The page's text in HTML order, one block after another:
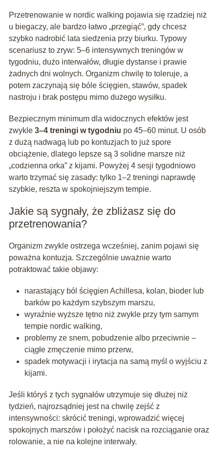
Przetrenowanie w nordic walking pojawia się rzadziej niż
u biegaczy, ale bardzo łatwo „przegiąć”, gdy chcesz
szybko nadrobić lata siedzenia przy biurku. Typowy
scenariusz to zryw: 5–6 intensywnych treningów w
tygodniu, dużo interwałów, długie dystanse i prawie
żadnych dni wolnych. Organizm chwilę to toleruje, a
potem zaczynają się bóle ścięgien, stawów, spadek
nastroju i brak postępu mimo dużego wysiłku.
Bezpiecznym minimum dla widocznych efektów jest
zwykle 3–4 treningi w tygodniu po 45–60 minut. U osób
z dużą nadwagą lub po kontuzjach to już spore
obciążenie, dlatego lepsze są 3 solidne marsze niż
„codzienna orka” z kijami. Powyżej 4 sesji tygodniowo
warto trzymać się zasady: tylko 1–2 treningi naprawdę
szybkie, reszta w spokojniejszym tempie.
Jakie są sygnały, że zbliżasz się do
przetrenowania?
Organizm zwykle ostrzega wcześniej, zanim pojawi się
poważna kontuzja. Szczególnie uważnie warto
potraktować takie objawy:
narastający ból ścięgien Achillesa, kolan, bioder lub
barków po każdym szybszym marszu,
wyraźnie wyższe tętno niż zwykle przy tym samym
tempie nordic walking,
problemy ze snem, pobudzenie albo przeciwnie –
ciągłe zmęczenie mimo przerw,
spadek motywacji i irytacja na samą myśl o wyjściu z
kijami.
Jeśli któryś z tych sygnałów utrzymuje się dłużej niż
tydzień, najrozsądniej jest na chwilę zejść z
intensywności: skrócić treningi, wprowadzić więcej
spokojnych marszów i położyć nacisk na rozciąganie oraz
rolowanie, a nie na kolejne interwały.